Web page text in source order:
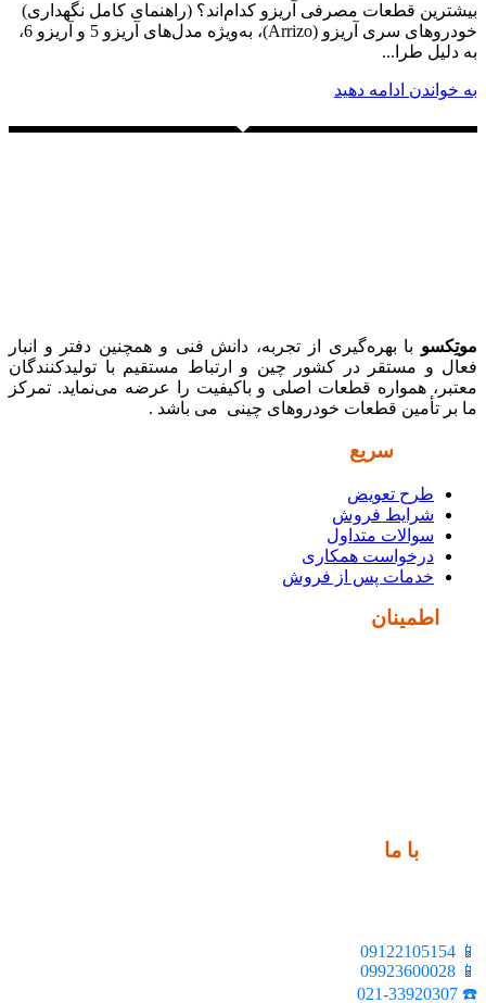
بیشترین قطعات مصرفی آریزو کدام‌اند؟ (راهنمای کامل نگهداری)
خودروهای سری آریزو (Arrizo)، به‌ویژه مدل‌های آریزو 5 و آریزو 6،
به دلیل طرا...
به خواندن ادامه دهید
موتِکسو با بهره‌گیری از تجربه، دانش فنی و همچنین دفتر و انبار
فعال و مستقر در کشور چین و ارتباط مستقیم با تولیدکنندگان
معتبر، همواره قطعات اصلی و باکیفیت را عرضه می‌نماید. تمرکز
ما بر تأمین قطعات خودروهای چینی می باشد .
سریع
طرح تعویض
شرایط فروش
سوالات متداول
درخواست همکاری
خدمات پس از فروش
اطمینان
با ما
📱 09122105154
📱 09923600028
☎️ 021-33920307